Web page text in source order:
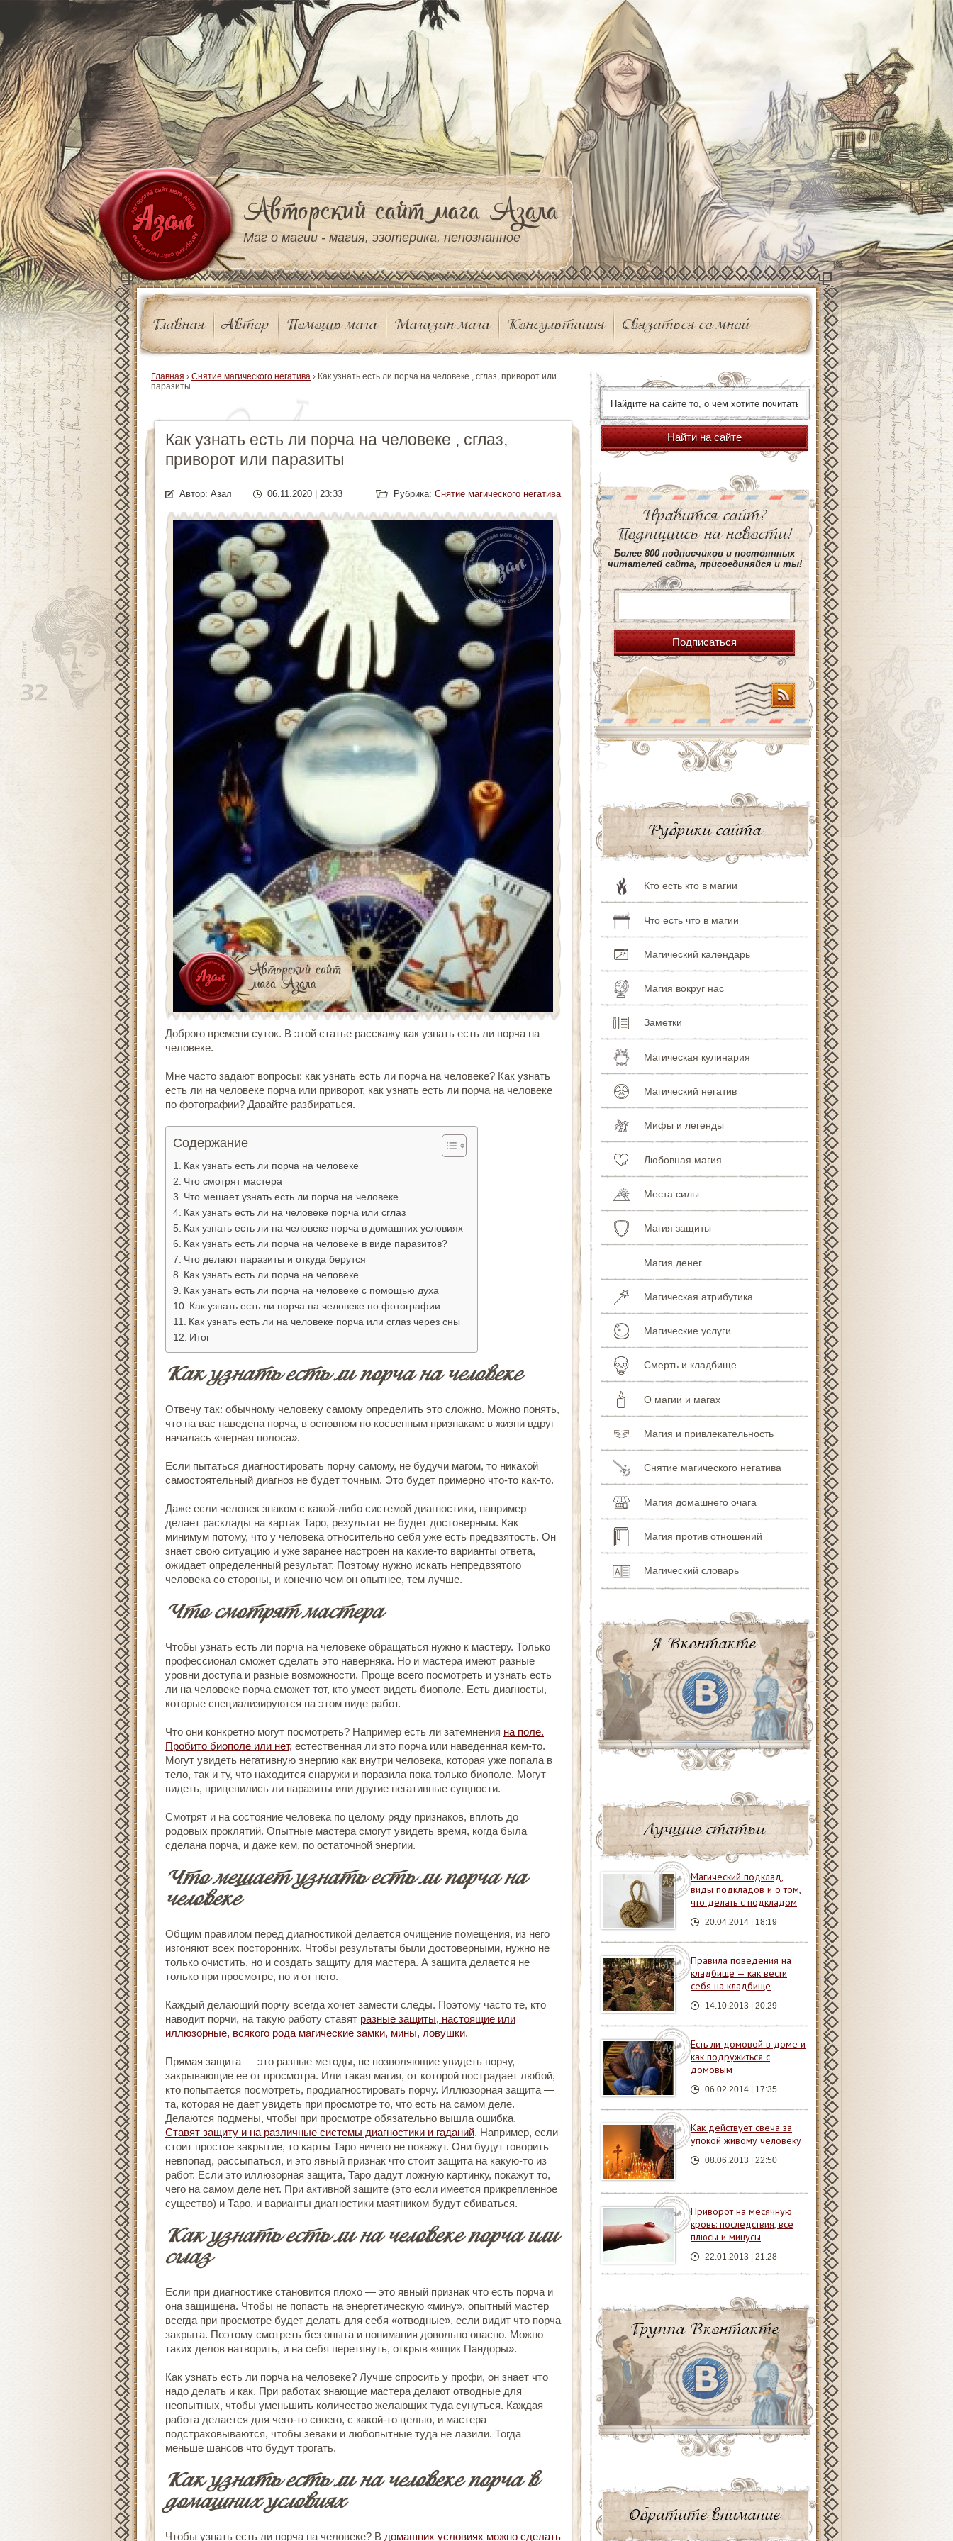
Авторский сайт мага Азала
Маг о магии - магия, эзотерика, непознанное
Главная Автор Помощь мага Магазин мага Консультация Связаться со мной
Найти на сайте
Нравится сайт?
Подпишись на новости!
Более 800 подписчиков и постоянных
читателей сайта, присоединяйся и ты!
Подписаться
Рубрики сайта
Кто есть кто в магии
Что есть что в магии
Магический календарь
Магия вокруг нас
Заметки
Магическая кулинария
Магический негатив
Мифы и легенды
Любовная магия
Места силы
Магия защиты
Магия денег
Магическая атрибутика
Магические услуги
Смерть и кладбище
О магии и магах
Магия и привлекательность
Снятие магического негатива
Магия домашнего очага
Магия против отношений
Магический словарь
Я Вконтакте
Лучшие статьи
Магический подклад,
виды подкладов и о том,
что делать с подкладом
20.04.2014 | 18:19
Правила поведения на
кладбище — как вести
себя на кладбище
14.10.2013 | 20:29
Есть ли домовой в доме и
как подружиться с
домовым
06.02.2014 | 17:35
Как действует свеча за
упокой живому человеку
08.06.2013 | 22:50
Приворот на месячную
кровь: последствия, все
плюсы и минусы
22.01.2013 | 21:28
Группа Вконтакте
Обратите внимание
Главная › Снятие магического негатива › Как узнать есть ли порча на человеке , сглаз, приворот или
паразиты
Как узнать есть ли порча на человеке , сглаз,
приворот или паразиты
Автор: Азал 06.11.2020 | 23:33 Рубрика: Снятие магического негатива
Доброго времени суток. В этой статье расскажу как узнать есть ли порча на
человеке.
Мне часто задают вопросы: как узнать есть ли порча на человеке? Как узнать
есть ли на человеке порча или приворот, как узнать есть ли порча на человеке
по фотографии? Давайте разбираться.
Содержание
Как узнать есть ли порча на человеке
Что смотрят мастера
Что мешает узнать есть ли порча на человеке
Как узнать есть ли на человеке порча или сглаз
Как узнать есть ли на человеке порча в домашних условиях
Как узнать есть ли порча на человеке в виде паразитов?
Что делают паразиты и откуда берутся
Как узнать есть ли порча на человеке
Как узнать есть ли порча на человеке с помощью духа
Как узнать есть ли порча на человеке по фотографии
Как узнать есть ли на человеке порча или сглаз через сны
Итог
Как узнать есть ли порча на человеке
Отвечу так: обычному человеку самому определить это сложно. Можно понять,
что на вас наведена порча, в основном по косвенным признакам: в жизни вдруг
началась «черная полоса».
Если пытаться диагностировать порчу самому, не будучи магом, то никакой
самостоятельный диагноз не будет точным. Это будет примерно что-то как-то.
Даже если человек знаком с какой-либо системой диагностики, например
делает расклады на картах Таро, результат не будет достоверным. Как
минимум потому, что у человека относительно себя уже есть предвзятость. Он
знает свою ситуацию и уже заранее настроен на какие-то варианты ответа,
ожидает определенный результат. Поэтому нужно искать непредвзятого
человека со стороны, и конечно чем он опытнее, тем лучше.
Что смотрят мастера
Чтобы узнать есть ли порча на человеке обращаться нужно к мастеру. Только
профессионал сможет сделать это наверняка. Но и мастера имеют разные
уровни доступа и разные возможности. Проще всего посмотреть и узнать есть
ли на человеке порча сможет тот, кто умеет видеть биополе. Есть диагносты,
которые специализируются на этом виде работ.
Что они конкретно могут посмотреть? Например есть ли затемнения на поле.
Пробито биополе или нет, естественная ли это порча или наведенная кем-то.
Могут увидеть негативную энергию как внутри человека, которая уже попала в
тело, так и ту, что находится снаружи и поразила пока только биополе. Могут
видеть, прицепились ли паразиты или другие негативные сущности.
Смотрят и на состояние человека по целому ряду признаков, вплоть до
родовых проклятий. Опытные мастера смогут увидеть время, когда была
сделана порча, и даже кем, по остаточной энергии.
Что мешаетузнать есть ли порча на
человеке
Общим правилом перед диагностикой делается очищение помещения, из него
изгоняют всех посторонних. Чтобы результаты были достоверными, нужно не
только очистить, но и создать защиту для мастера. А защита делается не
только при просмотре, но и от него.
Каждый делающий порчу всегда хочет замести следы. Поэтому часто те, кто
наводит порчи, на такую работу ставят разные защиты, настоящие или
иллюзорные, всякого рода магические замки, мины, ловушки.
Прямая защита — это разные методы, не позволяющие увидеть порчу,
закрывающие ее от просмотра. Или такая магия, от которой пострадает любой,
кто попытается посмотреть, продиагностировать порчу. Иллюзорная защита —
та, которая не дает увидеть при просмотре то, что есть на самом деле.
Делаются подмены, чтобы при просмотре обязательно вышла ошибка.
Ставят защиту и на различные системы диагностики и гаданий. Например, если
стоит простое закрытие, то карты Таро ничего не покажут. Они будут говорить
невпопад, рассыпаться, и это явный признак что стоит защита на какую-то из
работ. Если это иллюзорная защита, Таро дадут ложную картинку, покажут то,
чего на самом деле нет. При активной защите (это если имеется прикрепленное
существо) и Таро, и варианты диагностики маятником будут сбиваться.
Как узнать есть ли на человеке порча или
сглаз
Если при диагностике становится плохо — это явный признак что есть порча и
она защищена. Чтобы не попасть на энергетическую «мину», опытный мастер
всегда при просмотре будет делать для себя «отводные», если видит что порча
закрыта. Поэтому смотреть без опыта и понимания довольно опасно. Можно
таких делов натворить, и на себя перетянуть, открыв «ящик Пандоры».
Как узнать есть ли порча на человеке? Лучше спросить у профи, он знает что
надо делать и как. При работах знающие мастера делают отводные для
неопытных, чтобы уменьшить количество желающих туда сунуться. Каждая
работа делается для чего-то своего, с какой-то целью, и мастера
подстраховываются, чтобы зеваки и любопытные туда не лазили. Тогда
меньше шансов что будут трогать.
Как узнать есть ли на человеке порча в
домашних условиях
Чтобы узнать есть ли порча на человеке? В домашних условиях можно сделать
This
site
is
protected
by
wp-
copyrightpro.com